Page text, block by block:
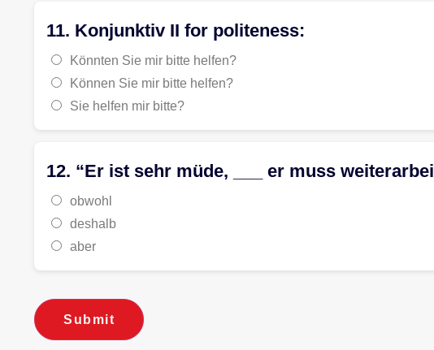
11. Konjunktiv II for politeness:
Könnten Sie mir bitte helfen?
Können Sie mir bitte helfen?
Sie helfen mir bitte?
12. “Er ist sehr müde, ___ er muss
obwohl
deshalb
aber
Submit